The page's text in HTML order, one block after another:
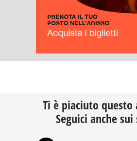
Ti è piaciuto questo
Seguici anche sui